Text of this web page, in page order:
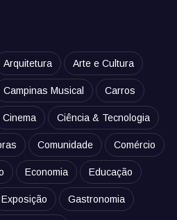
Arquitetura Arte e Cultura
Campinas Musical Carros
Cinema Ciência & Tecnologia
Comunidade Comércio
Economia Educação
Exposição Gastronomia